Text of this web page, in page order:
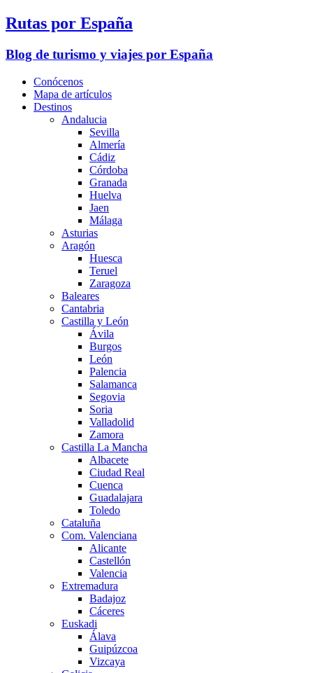
Rutas por España
Blog de turismo y viajes por España
Conócenos
Mapa de artículos
Destinos
Andalucia
Sevilla
Almería
Cádiz
Córdoba
Granada
Huelva
Jaen
Málaga
Asturias
Aragón
Huesca
Teruel
Zaragoza
Baleares
Cantabria
Castilla y León
Ávila
Burgos
León
Palencia
Salamanca
Segovia
Soria
Valladolid
Zamora
Castilla La Mancha
Albacete
Ciudad Real
Cuenca
Guadalajara
Toledo
Cataluña
Com. Valenciana
Alicante
Castellón
Valencia
Extremadura
Badajoz
Cáceres
Euskadi
Álava
Guipúzcoa
Vizcaya